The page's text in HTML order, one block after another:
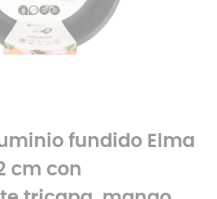
fundido Elma
cm con